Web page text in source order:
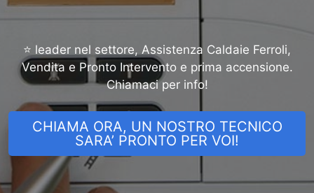
⭐ leader nel settore, Assistenza Caldaie Ferroli,
Vendita e Pronto Intervento e prima accensione.
Chiamaci per info!
CHIAMA ORA, UN NOSTRO TECNICO
SARA’ PRONTO PER VOI!